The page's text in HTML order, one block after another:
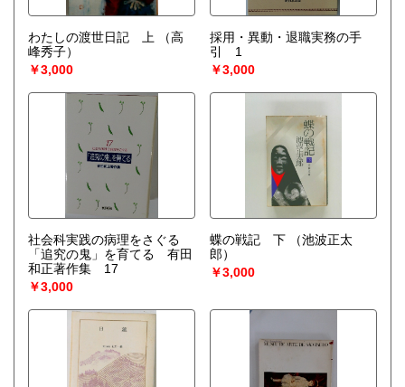
わたしの渡世日記 上
（高
峰秀子）
￥3,000
採用・異動・退職実務の手
引 1
￥3,000
社会科実践の病理をさぐる
「追究の鬼」を育てる 有田
和正著作集 17
￥3,000
蝶の戦記 下
（池波正太
郎）
￥3,000